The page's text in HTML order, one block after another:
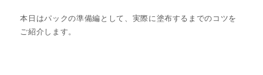
本日はパックの準備編として、実際に塗布するまでのコツを
ご紹介します。